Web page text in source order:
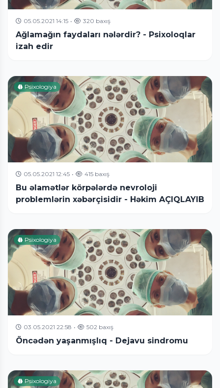
05.05.2021 14:15 • 320 baxış
Ağlamağın faydaları nələrdir? - Psixoloqlar
izah edir
Psixologiya
05.05.2021 12:45 • 415 baxış
Bu əlamətlər körpələrdə nevroloji
problemlərin xəbərçisidir - Həkim AÇIQLAYIB
Psixologiya
03.05.2021 22:58 • 502 baxış
Öncədən yaşanmışlıq - Dejavu sindromu
Psixologiya